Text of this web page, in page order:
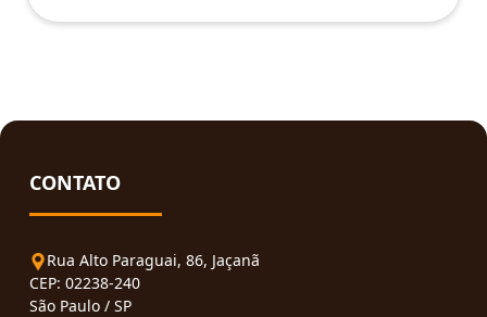
CONTATO
Rua Alto Paraguai, 86, Jaçanã
CEP: 02238-240
São Paulo / SP